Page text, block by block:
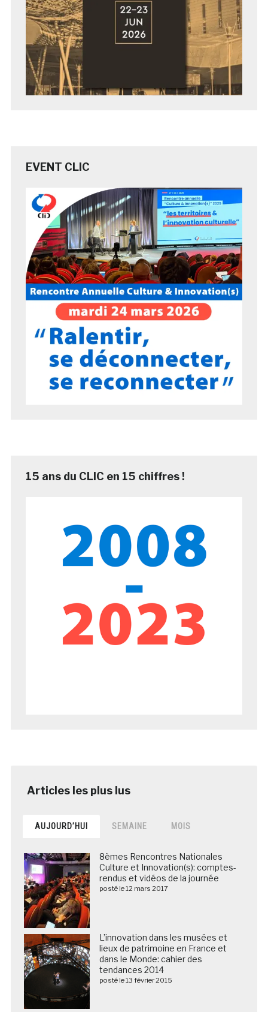
EVENT CLIC
15 ans du CLIC en 15 chiffres !
AUJOURD’HUI SEMAINE MOIS
8èmes Rencontres Nationales
Culture et Innovation(s): comptes-
rendus et vidéos de la journée
posté le 12 mars 2017
L’innovation dans les musées et
lieux de patrimoine en France et
dans le Monde: cahier des
tendances 2014
posté le 13 février 2015